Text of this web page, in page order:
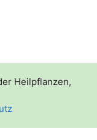
Heilpflanzen,